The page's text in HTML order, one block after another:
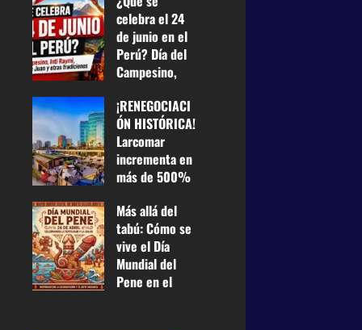
para financiar
la carrera
tecnológica
25 de junio de
21
celebra el 24
de junio en el
Perú? Día del
Campesino,
Fiesta de San
Juan y otras
tradiciones
24 de junio de
2026
0
¡RENEGOCIACI
ÓN HISTÓRICA!
Larcomar
incrementa en
más de 500%
Miraflores y
pagará US$
100 mil
mensuales
21 de mayo
Más allá del
tabú: Cómo se
vive el Día
Mundial del
Pene en el